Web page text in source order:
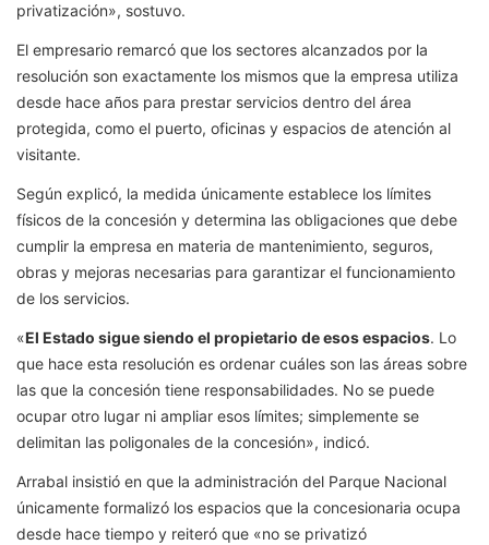
privatización», sostuvo.
El empresario remarcó que los sectores alcanzados por la
resolución son exactamente los mismos que la empresa utiliza
desde hace años para prestar servicios dentro del área
protegida, como el puerto, oficinas y espacios de atención al
visitante.
Según explicó, la medida únicamente establece los límites
físicos de la concesión y determina las obligaciones que debe
cumplir la empresa en materia de mantenimiento, seguros,
obras y mejoras necesarias para garantizar el funcionamiento
de los servicios.
«El Estado sigue siendo el propietario de esos espacios. Lo
que hace esta resolución es ordenar cuáles son las áreas sobre
las que la concesión tiene responsabilidades. No se puede
ocupar otro lugar ni ampliar esos límites; simplemente se
delimitan las poligonales de la concesión», indicó.
Arrabal insistió en que la administración del Parque Nacional
únicamente formalizó los espacios que la concesionaria ocupa
desde hace tiempo y reiteró que «no se privatizó